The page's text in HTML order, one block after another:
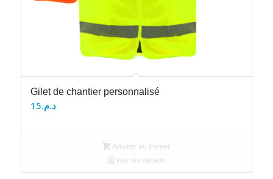
Gilet de chantier personnalisé
د.م.15
Ajouter au panier
Voir les détails